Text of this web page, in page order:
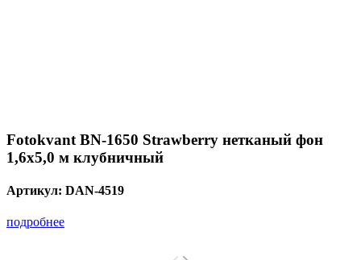
Fotokvant BN-1650 Strawberry нетканый фон
1,6х5,0 м клубничный
Артикул: DAN-4519
подробнее